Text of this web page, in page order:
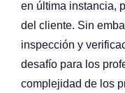
en última instancia,
del cliente. Sin
inspección y
desafío para los
complejidad de los